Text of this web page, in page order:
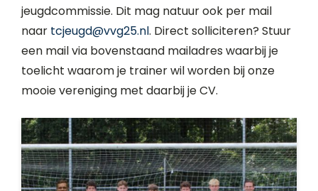
jeugdcommissie. Dit mag natuur ook per mail
naar tcjeugd@vvg25.nl. Direct solliciteren? Stuur
een mail via bovenstaand mailadres waarbij je
toelicht waarom je trainer wil worden bij onze
mooie vereniging met daarbij je CV.